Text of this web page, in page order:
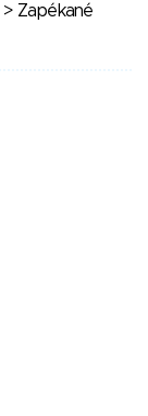
> Zapékané